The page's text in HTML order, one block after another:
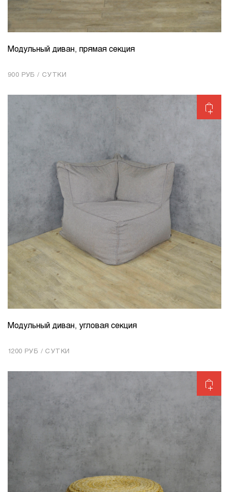
КОЛИЧЕСТВО 1
Модульный диван, прямая секция
900 РУБ / СУТКИ
КОЛИЧЕСТВО 1
Модульный диван, угловая секция
1200 РУБ / СУТКИ